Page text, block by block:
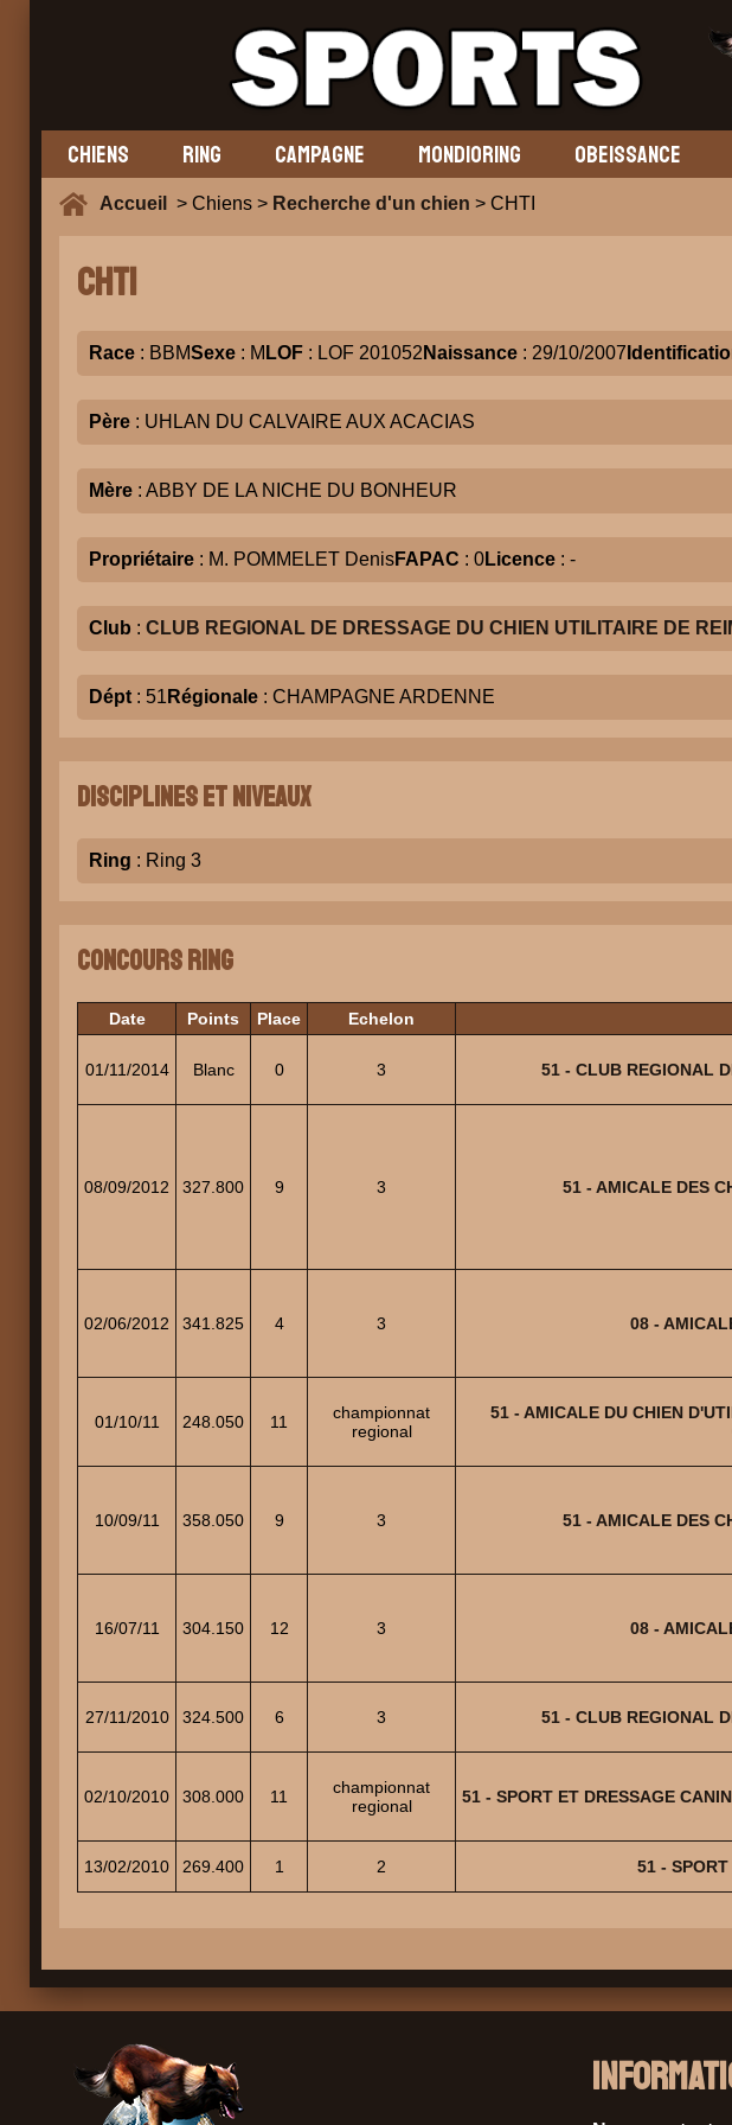
CHIENS RING CAMPAGNE MONDIORING OBEISSANCE
Accueil > Chiens > Recherche d'un chien > CHTI
CHTI
Race : BBMSexe : M LOF : LOF 201052 Naissance : 29/10/2007
Père : UHLAN DU CALVAIRE AUX ACACIAS
Mère : ABBY DE LA NICHE DU BONHEUR
Propriétaire : M. POMMELET DenisFAPAC : 0Licence : -
Club : CLUB REGIONAL DE DRESSAGE DU CHIEN UTILITAIRE DE
Dépt : 51 Régionale : CHAMPAGNE ARDENNE
Disciplines et niveaux
Ring : Ring 3
Concours Ring
Date Points Place Echelon
01/11/2014 Blanc 0 3 51 - CLUB REGIONAL
08/09/2012 327.800 9 3 51 - AMICALE DES
02/06/2012 341.825 4 3 08 -
01/10/11 248.050 11
championnat
regional
51 - AMICALE DU CHIEN
10/09/11 358.050 9 3 51 - AMICALE DES
16/07/11 304.150 12 3 08 -
27/11/2010 324.500 6 3 51 - CLUB REGIONAL
02/10/2010 308.000 11
championnat
regional
51 - SPORT ET DRESSAGE
13/02/2010 269.400 1 2 51 -